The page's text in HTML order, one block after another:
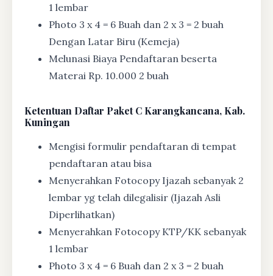
1 lembar
Photo 3 x 4 = 6 Buah dan 2 x 3 = 2 buah
Dengan Latar Biru (Kemeja)
Melunasi Biaya Pendaftaran beserta
Materai Rp. 10.000 2 buah
Ketentuan Daftar Paket C Karangkancana, Kab.
Kuningan
Mengisi formulir pendaftaran di tempat
pendaftaran atau bisa
Menyerahkan Fotocopy Ijazah sebanyak 2
lembar yg telah dilegalisir (Ijazah Asli
Diperlihatkan)
Menyerahkan Fotocopy KTP/KK sebanyak
1 lembar
Photo 3 x 4 = 6 Buah dan 2 x 3 = 2 buah